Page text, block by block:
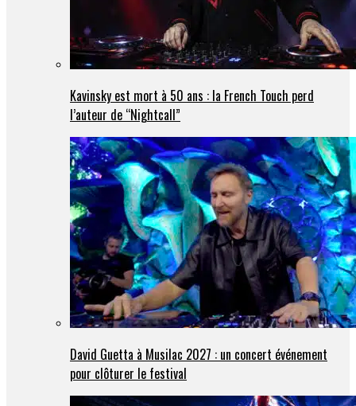
Kavinsky est mort à 50 ans : la French Touch perd
l’auteur de “Nightcall”
David Guetta à Musilac 2027 : un concert événement
pour clôturer le festival